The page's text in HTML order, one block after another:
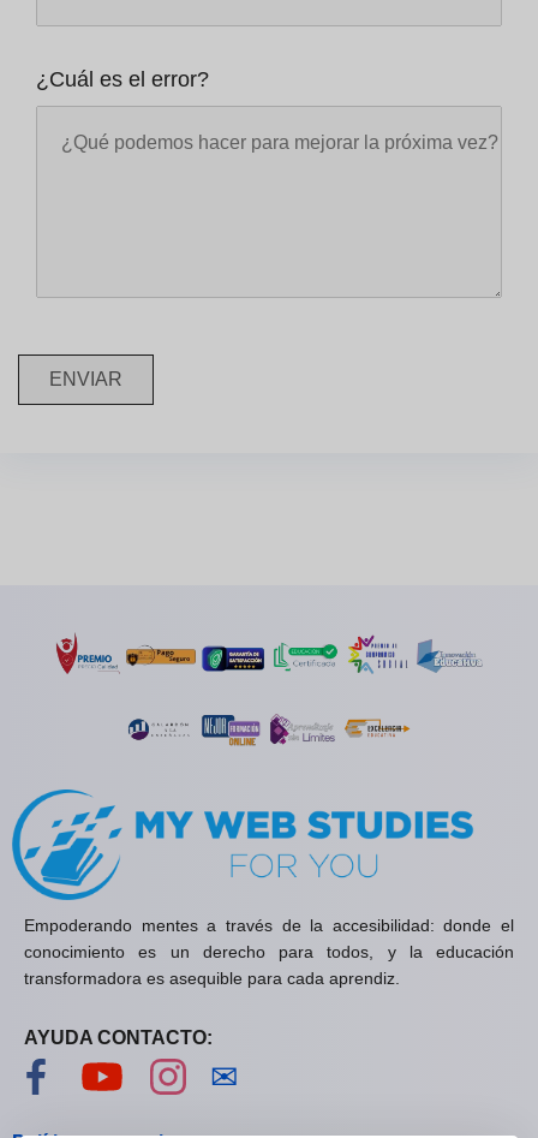
¿Cuál es el error?
ENVIAR
Empoderando mentes a través de la accesibilidad: donde el
conocimiento es un derecho para todos, y la educación
transformadora es asequible para cada aprendiz.
AYUDA CONTACTO:
Visítanos en Facebook
Visítanos en YouTube
Visítanos en Instagram
✉